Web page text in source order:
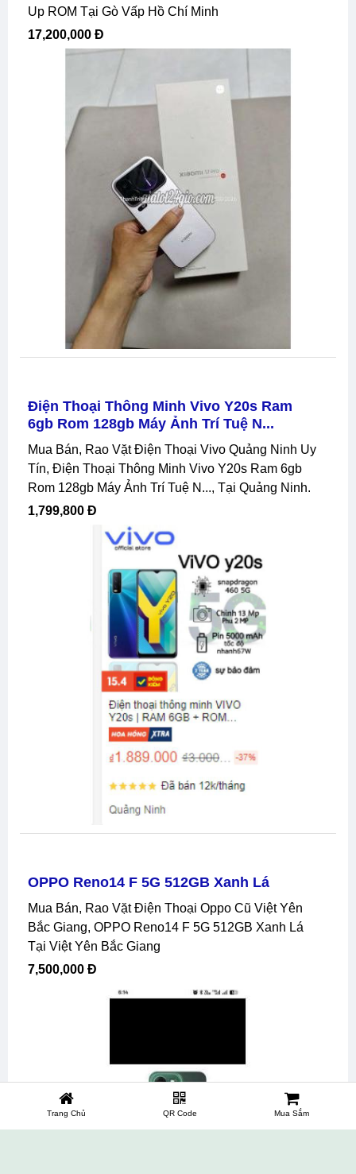
Up ROM Tại Gò Vấp Hồ Chí Minh
17,200,000 Đ
Điện Thoại Thông Minh Vivo Y20s Ram
6gb Rom 128gb Máy Ảnh Trí Tuệ N...
Mua Bán, Rao Vặt Điện Thoại Vivo Quảng Ninh Uy
Tín, Điện Thoại Thông Minh Vivo Y20s Ram 6gb
Rom 128gb Máy Ảnh Trí Tuệ N..., Tại Quảng Ninh.
1,799,800 Đ
OPPO Reno14 F 5G 512GB Xanh Lá
Mua Bán, Rao Vặt Điện Thoại Oppo Cũ Việt Yên
Bắc Giang, OPPO Reno14 F 5G 512GB Xanh Lá
Tại Việt Yên Bắc Giang
7,500,000 Đ
Trang Chủ QR Code Mua Sắm